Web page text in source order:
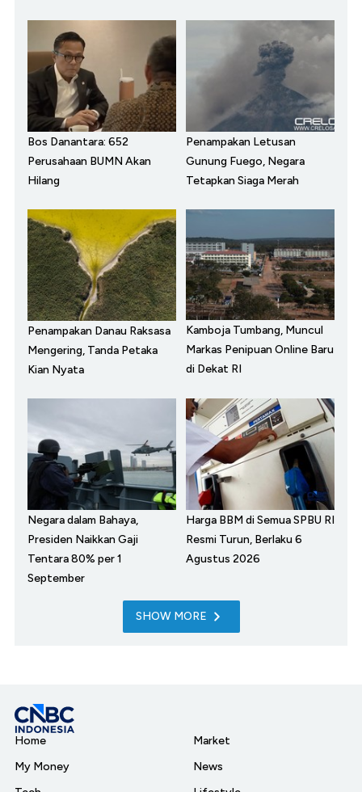
Bos Danantara: 652
Perusahaan BUMN Akan
Hilang
Penampakan Letusan
Gunung Fuego, Negara
Tetapkan Siaga Merah
Penampakan Danau Raksasa
Mengering, Tanda Petaka
Kian Nyata
Kamboja Tumbang, Muncul
Markas Penipuan Online Baru
di Dekat RI
Negara dalam Bahaya,
Presiden Naikkan Gaji
Tentara 80% per 1
September
Harga BBM di Semua SPBU RI
Resmi Turun, Berlaku 6
Agustus 2026
SHOW MORE
Home
My Money
Market
News